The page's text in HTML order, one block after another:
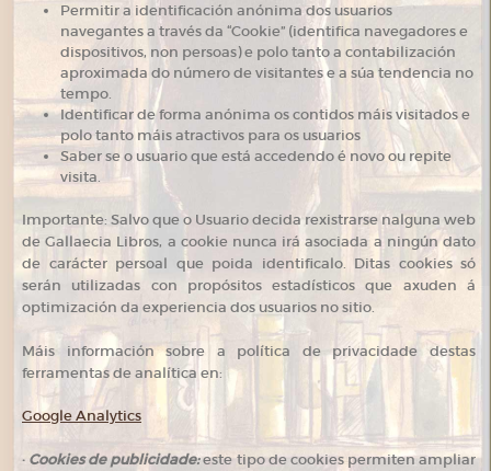
Permitir a identificación anónima dos usuarios
navegantes a través da “Cookie” (identifica navegadores e
dispositivos, non persoas) e polo tanto a contabilización
aproximada do número de visitantes e a súa tendencia no
tempo.
Identificar de forma anónima os contidos máis visitados e
polo tanto máis atractivos para os usuarios
Saber se o usuario que está accedendo é novo ou repite
visita.
Importante: Salvo que o Usuario decida rexistrarse nalguna web
de Gallaecia Libros, a cookie nunca irá asociada a ningún dato
de carácter persoal que poida identificalo. Ditas cookies só
serán utilizadas con propósitos estadísticos que axuden á
optimización da experiencia dos usuarios no sitio.
Máis información sobre a política de privacidade destas
ferramentas de analítica en:
Google Analytics
· Cookies de publicidade:este tipo de cookies permiten ampliar